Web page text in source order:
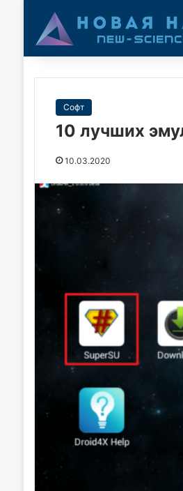
Софт
10 лучших
10.03.2020